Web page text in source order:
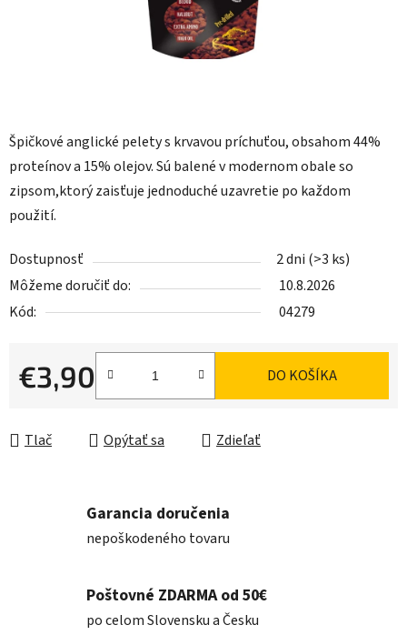
Špičkové anglické pelety s krvavou príchuťou, obsahom 44%
proteínov a 15% olejov. Sú balené v modernom obale so
zipsom,ktorý zaisťuje jednoduché uzavretie po každom
použití.
Dostupnosť 2 dni (>3 ks)
Môžeme doručiť do:
10.8.2026
Kód:
04279
€3,90
Jednotková cena:
DO KOŠÍKA
Tlač Opýtať sa Zdieľať
Garancia doručenia
nepoškodeného tovaru
Poštovné ZDARMA od 50€
po celom Slovensku a Česku